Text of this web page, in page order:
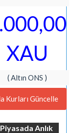
XAU
( Altın ONS )
Kurları Güncelle
Anlık